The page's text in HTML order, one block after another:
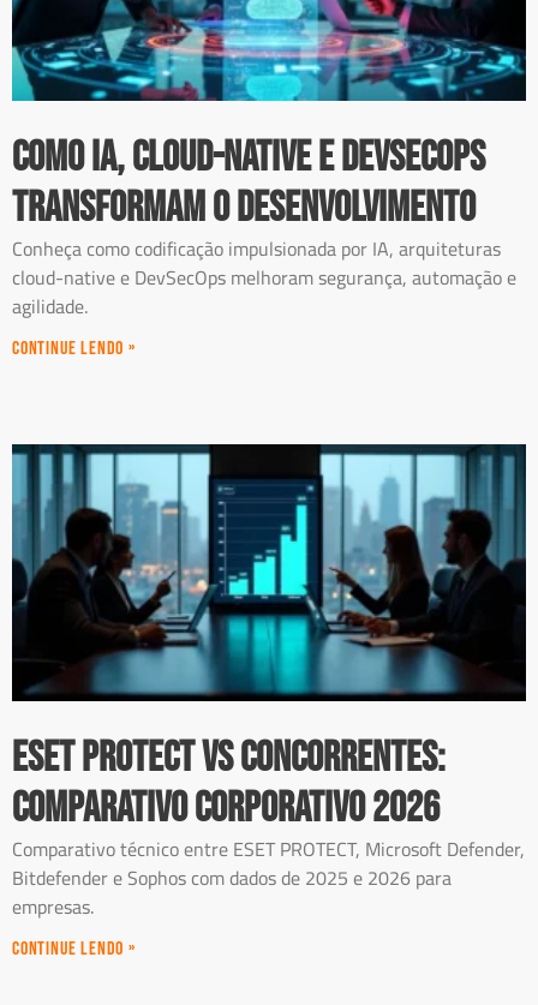
Como IA, Cloud-Native e DevSecOps
Transformam o Desenvolvimento
Conheça como codificação impulsionada por IA, arquiteturas
cloud-native e DevSecOps melhoram segurança, automação e
agilidade.
Continue Lendo »
ESET PROTECT vs Concorrentes:
Comparativo Corporativo 2026
Comparativo técnico entre ESET PROTECT, Microsoft Defender,
Bitdefender e Sophos com dados de 2025 e 2026 para
empresas.
Continue Lendo »